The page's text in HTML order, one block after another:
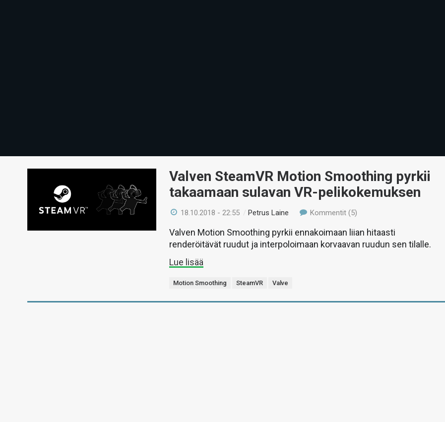
Valven SteamVR Motion Smoothing pyrkii
takaamaan sulavan VR-pelikokemuksen
18.10.2018 - 22:55 /Petrus Laine Kommentit (5)
Valven Motion Smoothing pyrkii ennakoimaan liian hitaasti
renderöitävät ruudut ja interpoloimaan korvaavan ruudun sen tilalle.
Lue lisää
Motion Smoothing SteamVR Valve